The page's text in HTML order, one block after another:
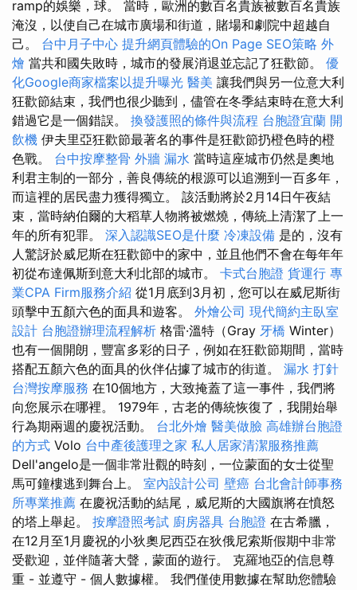
ramp的娛樂，球。 當時，歐洲的數百名貴族被數百名貴族
淹沒，以使自己在城市廣場和街道，賭場和劇院中超越自
己。 台中月子中心 提升網頁體驗的On Page SEO策略 外
燴 當共和國失敗時，城市的發展消退並忘記了狂歡節。 優
化Google商家檔案以提升曝光 醫美 讓我們與另一位意大利
狂歡節結束，我們也很少聽到，儘管在冬季結束時在意大利
錯過它是一個錯誤。 換發護照的條件與流程 台胞證宜蘭 開
飲機 伊夫里亞狂歡節最著名的事件是狂歡節扔橙色時的橙
色戰。 台中按摩整骨 外牆 漏水 當時這座城市仍然是奧地
利君主制的一部分，善良傳統的根源可以追溯到一百多年，
而這裡的居民盡力獲得獨立。 該活動將於2月14日午夜結
束，當時納伯爾的大稻草人物將被燃燒，傳統上清潔了上一
年的所有犯罪。 深入認識SEO是什麼 冷凍設備 是的，沒有
人驚訝於威尼斯在狂歡節中的家中，並且他們不會在每年年
初從布達佩斯到意大利北部的城市。 卡式台胞證 貨運行 專
業CPA Firm服務介紹 從1月底到3月初，您可以在威尼斯街
頭擊中五顏六色的面具和遊客。 外燴公司 現代簡約主臥室
設計 台胞證辦理流程解析 格雷·溫特（Gray 牙橋 Winter）
也有一個開朗，豐富多彩的日子，例如在狂歡節期間，當時
搭配五顏六色的面具的伙伴佔據了城市的街道。 漏水 打針
台灣按摩服務 在10個地方，大致掩蓋了這一事件，我們將
向您展示在哪裡。 1979年，古老的傳統恢復了，我開始舉
行為期兩週的慶祝活動。 台北外燴 醫美做臉 高雄辦台胞證
的方式 Volo 台中產後護理之家 私人居家清潔服務推薦
Dell'angelo是一個非常壯觀的時刻，一位蒙面的女士從聖
馬可鐘樓逃到舞台上。 室內設計公司 壁癌 台北會計師事務
所專業推薦 在慶祝活動的結尾，威尼斯的大國旗將在憤怒
的塔上舉起。 按摩證照考試 廚房器具 台胞證 在古希臘，
在12月至1月慶祝的小狄奧尼西亞在狄俄尼索斯假期中非常
受歡迎，並伴隨著大聲，蒙面的遊行。 克羅地亞的信息尊
重 - 並遵守 - 個人數據權。 我們僅使用數據在幫助您體驗